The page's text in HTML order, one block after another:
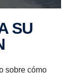
sobre cómo